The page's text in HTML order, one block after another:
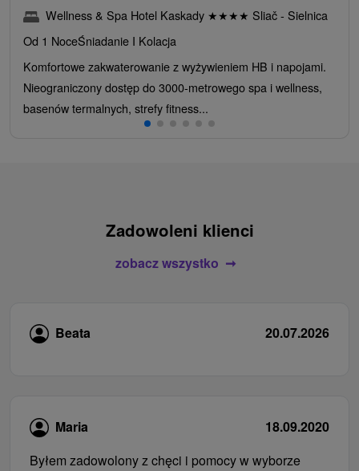
Wellness & Spa Hotel Kaskady ★★★★ Sliač - Sielnica
Od 1 NoceŚniadanie I Kolacja
Komfortowe zakwaterowanie z wyżywieniem HB i napojami.
Nieograniczony dostęp do 3000-metrowego spa i wellness,
basenów termalnych, strefy fitness...
Zadowoleni klienci
zobacz wszystko
Beata 20.07.2026
Maria
18.09.2020
Byłem zadowolony z chęci i pomocy w wyborze